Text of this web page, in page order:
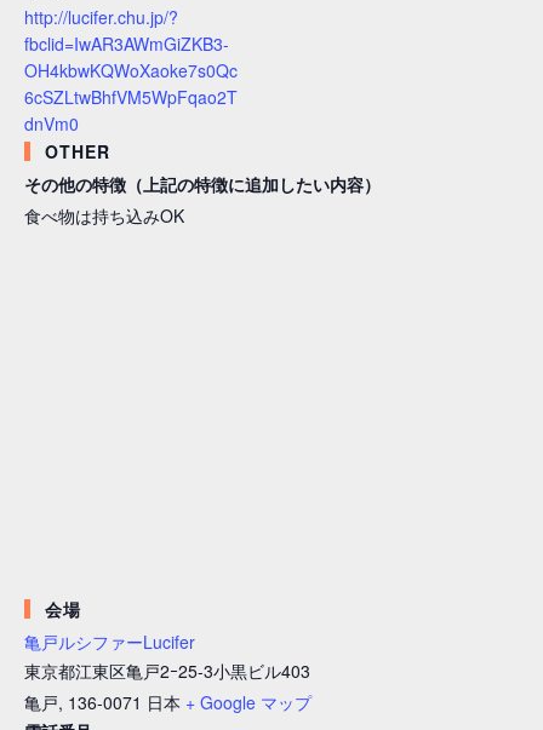
http://lucifer.chu.jp/?
fbclid=IwAR3AWmGiZKB3-
OH4kbwKQWoXaoke7s0Qc
6cSZLtwBhfVM5WpFqao2T
dnVm0
OTHER
その他の特徴（上記の特徴に追加したい内容）
食べ物は持ち込みOK
会場
亀戸ルシファーLucifer
東京都江東区亀戸2ｰ25-3小黒ビル403
亀戸, 136-0071 日本 + Google マップ